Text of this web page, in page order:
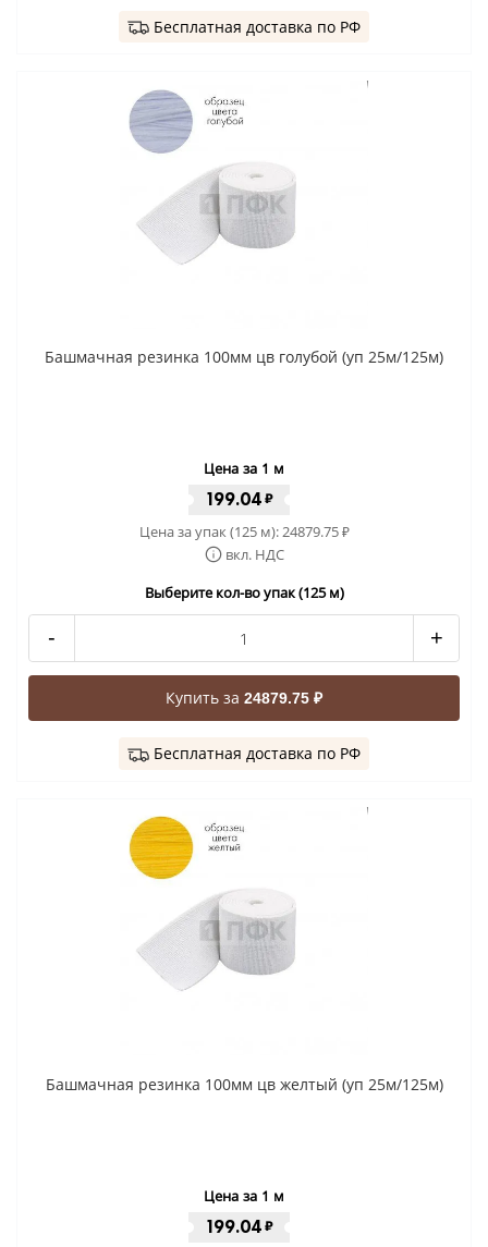
Бесплатная доставка по РФ
Башмачная резинка 100мм цв голубой (уп 25м/125м)
Цена за 1 м
199.04 ₽
Цена за упак (125 м):24879.75₽
вкл. НДС
Выберите кол-во упак (125 м)
- +
Купить за 24879.75 ₽
Бесплатная доставка по РФ
Башмачная резинка 100мм цв желтый (уп 25м/125м)
Цена за 1 м
199.04 ₽